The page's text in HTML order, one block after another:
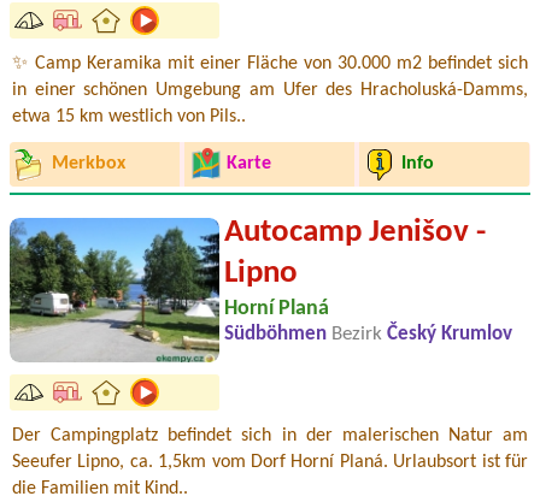
✨ Camp Keramika mit einer Fläche von 30.000 m2 befindet sich
in einer schönen Umgebung am Ufer des Hracholuská-Damms,
etwa 15 km westlich von Pils..
Merkbox Karte Info
Autocamp Jenišov -
Lipno
Horní Planá
Südböhmen Bezirk Český Krumlov
Der Campingplatz befindet sich in der malerischen Natur am
Seeufer Lipno, ca. 1,5km vom Dorf Horní Planá. Urlaubsort ist für
die Familien mit Kind..